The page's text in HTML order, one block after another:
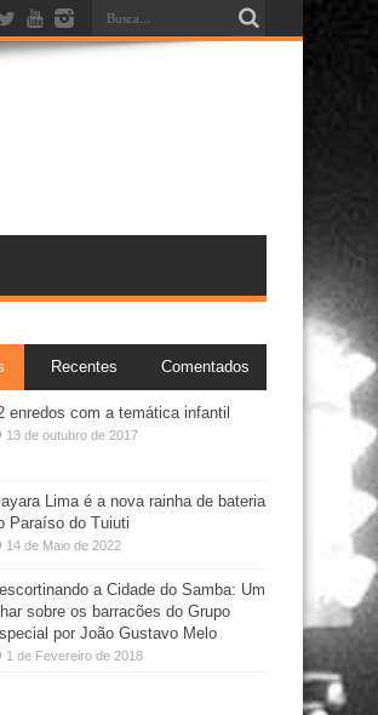
Recentes Comentados
enredos com a temática infantil
13 de outubro de 2017
Lima é a nova rainha de bateria
Paraíso do Tuiuti
14 de Maio de 2022
a Cidade do Samba: Um
sobre os barracões do Grupo
por João Gustavo Melo
1 de Fevereiro de 2018